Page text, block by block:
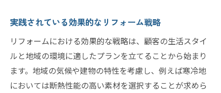
実践されている効果的なリフォーム戦略
リフォームにおける効果的な戦略は、顧客の生活スタイ
ルと地域の環境に適したプランを立てることから始まり
ます。地域の気候や建物の特性を考慮し、例えば寒冷地
においては断熱性能の高い素材を選択することが求めら